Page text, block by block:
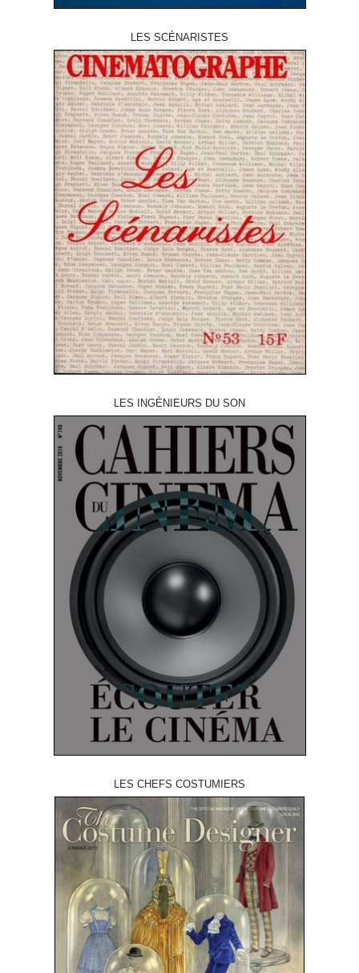
LES SCÉNARISTES
LES INGÉNIEURS DU SON
LES CHEFS COSTUMIERS